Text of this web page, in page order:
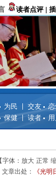
读者点评 |
为民 交友 恋
保健 读者 用
【字体： 放大 正常
文章出处： 《光